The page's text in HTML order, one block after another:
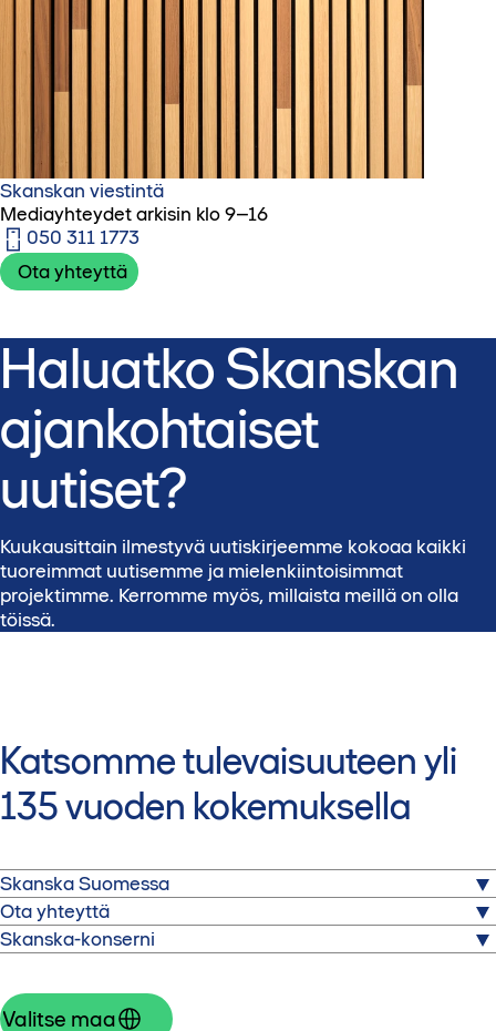
Skanskan viestintä
Mediayhteydet arkisin klo 9–16
050 311 1773‬
Ota yhteyttä
Haluatko Skanskan
ajankohtaiset
uutiset?
Kuukausittain ilmestyvä uutiskirjeemme kokoaa kaikki
tuoreimmat uutisemme ja mielenkiintoisimmat
projektimme. Kerromme myös, millaista meillä on olla
töissä.
Katsomme tulevaisuuteen yli
135 vuoden kokemuksella
Skanska Suomessa
Skanska on yksi maailman johtavista rakennus- ja
projektikehityspalveluita tarjoavista yrityksistä.
Skanska Kodit
Ota yhteyttä
Skanskatalo
00280 Helsinki
Vaihde 020 719 211
Skanska-konserni
Euroopassa ja Yhdysvalloissa.
Valitse maa